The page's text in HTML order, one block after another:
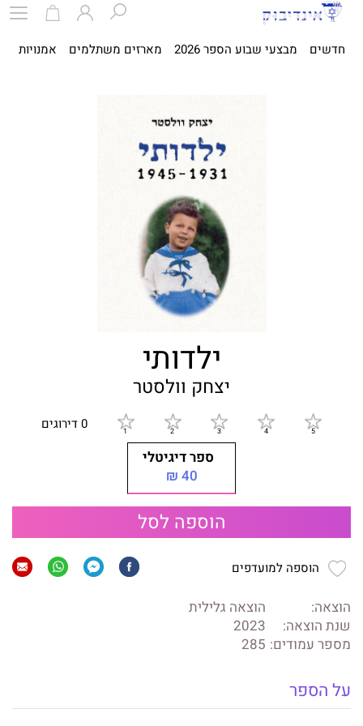
חדשים מבצעי שבוע הספר 2026 מארזים משתלמים אמנויות
ילדותי
יצחק וולסטר
0 דירוגים
ספר דיגיטלי
40 ₪
הוספה לסל
הוספה למועדפים
הוצאה:
הוצאה גלילית
שנת הוצאה:
2023
מספר עמודים: 285
על הספר